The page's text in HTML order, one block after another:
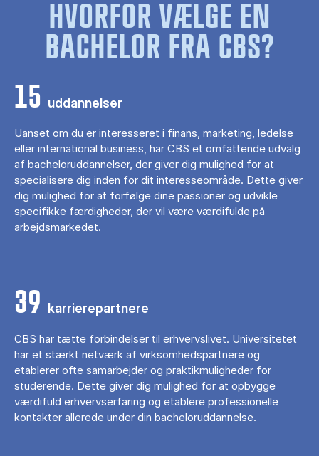
HVORFOR VÆLGE EN
BACHELOR FRA CBS?
15 uddannelser
Uanset om du er interesseret i finans, marketing, ledelse
eller international business, har CBS et omfattende udvalg
af bacheloruddannelser, der giver dig mulighed for at
specialisere dig inden for dit interesseområde. Dette giver
dig mulighed for at forfølge dine passioner og udvikle
specifikke færdigheder, der vil være værdifulde på
arbejdsmarkedet.
39 karrierepartnere
CBS har tætte forbindelser til erhvervslivet. Universitetet
har et stærkt netværk af virksomhedspartnere og
etablerer ofte samarbejder og praktikmuligheder for
studerende. Dette giver dig mulighed for at opbygge
værdifuld erhvervserfaring og etablere professionelle
kontakter allerede under din bacheloruddannelse.